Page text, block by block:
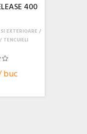
400
buc
EXTERIOARE
TENCUIELI